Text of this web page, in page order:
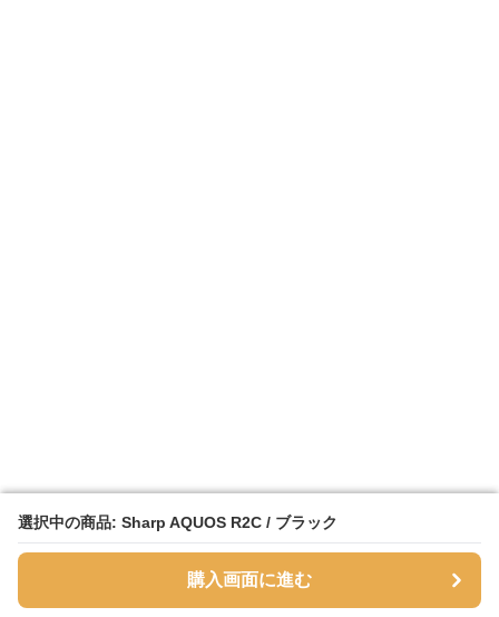
選択中の商品: Sharp AQUOS R2C / ブラック
購入画面に進む
選択中の商品: Sharp AQUOS R2C / ブラック
購入画面に進む